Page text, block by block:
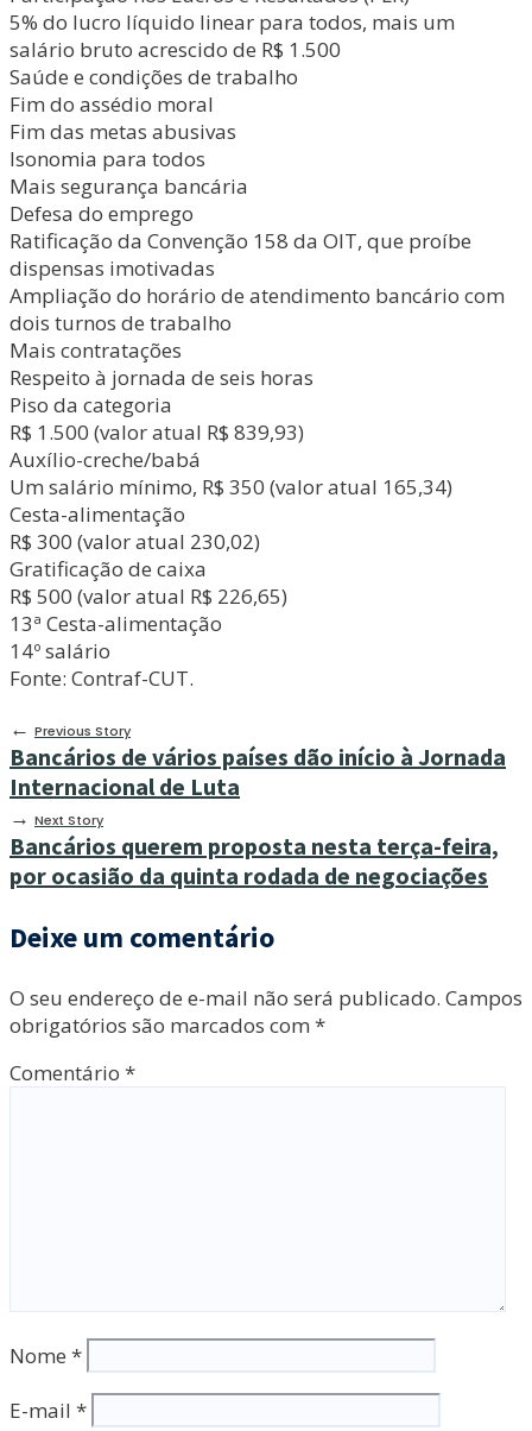
5% do lucro líquido linear para todos, mais um
salário bruto acrescido de R$ 1.500
Saúde e condições de trabalho
Fim do assédio moral
Fim das metas abusivas
Isonomia para todos
Mais segurança bancária
Defesa do emprego
Ratificação da Convenção 158 da OIT, que proíbe
dispensas imotivadas
Ampliação do horário de atendimento bancário com
dois turnos de trabalho
Mais contratações
Respeito à jornada de seis horas
Piso da categoria
R$ 1.500 (valor atual R$ 839,93)
Auxílio-creche/babá
Um salário mínimo, R$ 350 (valor atual 165,34)
Cesta-alimentação
R$ 300 (valor atual 230,02)
Gratificação de caixa
R$ 500 (valor atual R$ 226,65)
13ª Cesta-alimentação
14º salário
Fonte: Contraf-CUT.
← Previous Story
Bancários de vários países dão início à Jornada
Internacional de Luta
→ Next Story
Bancários querem proposta nesta terça-feira,
por ocasião da quinta rodada de negociações
Deixe um comentário
O seu endereço de e-mail não será publicado. Campos
obrigatórios são marcados com *
Comentário *
Nome *
E-mail *